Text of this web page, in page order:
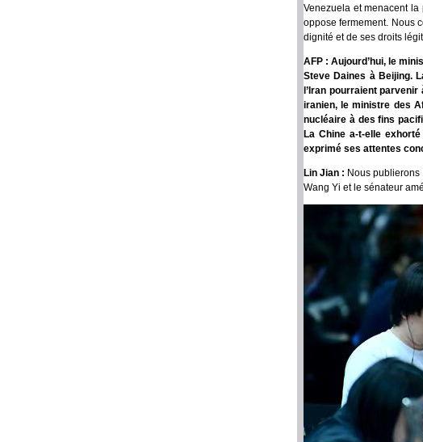
Venezuela et menacent
oppose fermement. Nous
dignité et de ses droits
AFP : Aujourd’hui, le
Steve Daines à Beijing.
l’Iran pourraient
iranien, le ministre des
nucléaire à des fins
La Chine a-t-elle
exprimé ses attentes
Lin Jian : Nous
Wang Yi et le sénateur